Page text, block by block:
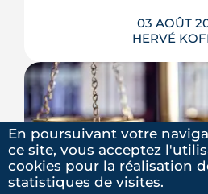
Ma recherche
03 AOÛT
HERVÉ
Se loger à Montpellier
2026 tient de la course
un marché où le studio
quelques jours. Et pour
En poursuivant votre
ce site, vous acceptez
cookies pour la réalisation
statistiques de visites.